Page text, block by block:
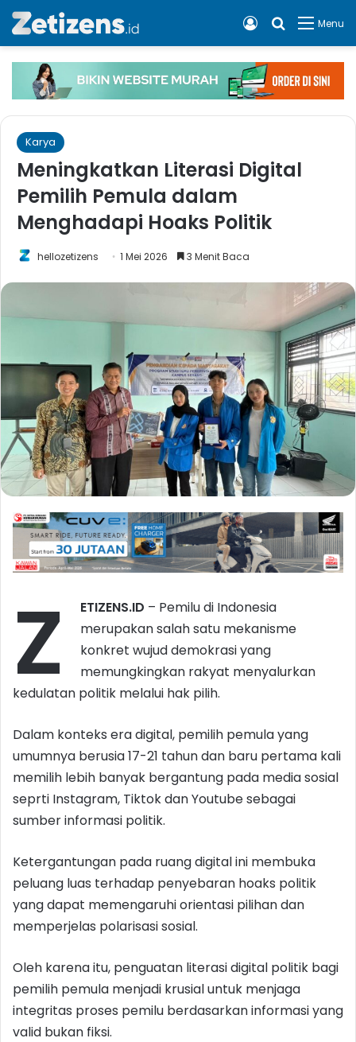
Menu
Cari apa,
Log In
Karya
Meningkatkan Literasi Digital
Pemilih Pemula dalam
Menghadapi Hoaks Politik
hellozetizens 1 Mei 2026 3 Menit Baca
Z ETIZENS.ID – Pemilu di Indonesia
merupakan salah satu mekanisme
konkret wujud demokrasi yang
memungkingkan rakyat menyalurkan
kedulatan politik melalui hak pilih.
Dalam konteks era digital, pemilih pemula yang
umumnya berusia 17-21 tahun dan baru pertama kali
memilih lebih banyak bergantung pada media sosial
seprti Instagram, Tiktok dan Youtube sebagai
sumber informasi politik.
Ketergantungan pada ruang digital ini membuka
peluang luas terhadap penyebaran hoaks politik
yang dapat memengaruhi orientasi pilihan dan
memperjelas polarisasi sosial.
Oleh karena itu, penguatan literasi digital politik bagi
pemilih pemula menjadi krusial untuk menjaga
integritas proses pemilu berdasarkan informasi yang
valid bukan fiksi.